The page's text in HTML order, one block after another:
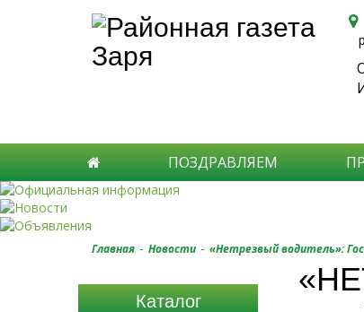
ПОЗДРАВЛЯЕМ
Главная - Новости - «Нетрезвый водитель»:
Каталог